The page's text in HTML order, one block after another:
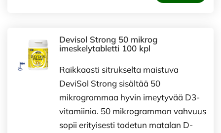
Devisol Strong 50 mikrog
imeskelytabletti 100 kpl
Raikkaasti sitrukselta maistuva
DeviSol Strong sisältää 50
mikrogrammaa hyvin imeytyvää D3-
vitamiinia. 50 mikrogramman vahvuus
sopii erityisesti todetun matalan D-